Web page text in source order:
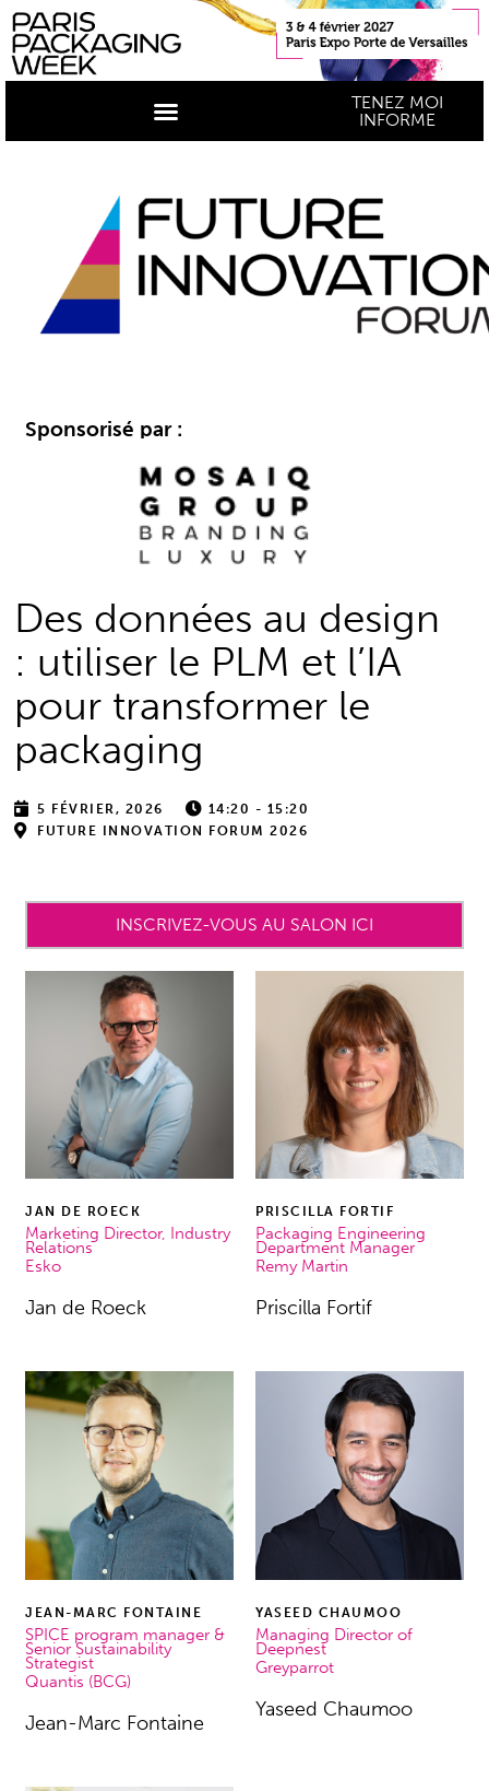
TENEZ MOI
INFORME
Sponsorisé par :
Des données au design
: utiliser le PLM et l’IA
pour transformer le
packaging
5 FÉVRIER, 2026
14:20 - 15:20
FUTURE INNOVATION FORUM 2026
INSCRIVEZ-VOUS AU SALON ICI
JAN DE ROECK
Marketing Director, Industry
Relations
Esko
Jan de Roeck
PRISCILLA FORTIF
Packaging Engineering
Department Manager
Remy Martin
Priscilla Fortif
JEAN-MARC FONTAINE
SPICE program manager &
Senior Sustainability
Strategist
Quantis (BCG)
Jean-Marc Fontaine
YASEED CHAUMOO
Managing Director of
Deepnest
Greyparrot
Yaseed Chaumoo